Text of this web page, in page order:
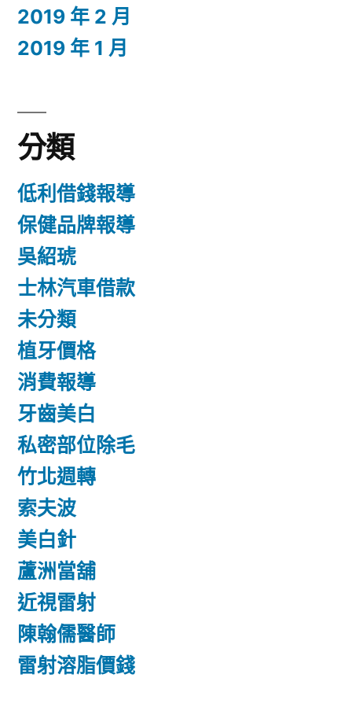
2019 年 2 月
2019 年 1 月
分類
低利借錢報導
保健品牌報導
吳紹琥
士林汽車借款
未分類
植牙價格
消費報導
牙齒美白
私密部位除毛
竹北週轉
索夫波
美白針
蘆洲當舖
近視雷射
陳翰儒醫師
雷射溶脂價錢